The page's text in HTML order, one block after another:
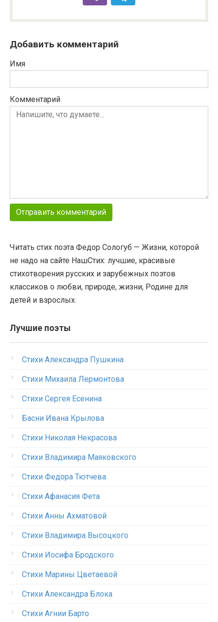
Добавить комментарий
Имя
Комментарий
Читать стих поэта Федор Сологуб — Жизни, которой
не надо на сайте НашСтих: лучшие, красивые
стихотворения русских и зарубежных поэтов
классиков о любви, природе, жизни, Родине для
детей и взрослых.
Лучшие поэты
Стихи Александра Пушкина
Стихи Михаила Лермонтова
Стихи Сергея Есенина
Басни Ивана Крылова
Стихи Николая Некрасова
Стихи Владимира Маяковского
Стихи Федора Тютчева
Стихи Афанасия Фета
Стихи Анны Ахматовой
Стихи Владимира Высоцкого
Стихи Иосифа Бродского
Стихи Марины Цветаевой
Стихи Александра Блока
Стихи Агнии Барто